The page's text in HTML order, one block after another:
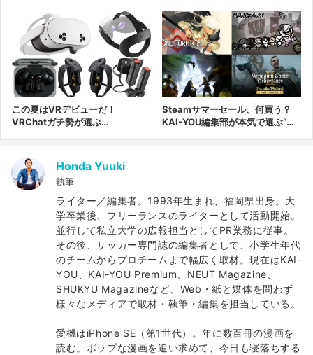
この夏はVRデビューだ！
VRChatガチ勢が選ぶ
Steamサマーセール、何買う？
KAI-YOU編集部が本気で選ぶ“時
Honda Yuuki
執筆
ライター／編集者。1993年生まれ、福岡県出身。大
学卒業後、フリーランスのライターとして活動開始。
並行して私立大学の広報担当としてPR業務に従事。
その後、サッカー専門誌の編集者として、小学生年代
のチームからプロチームまで幅広く取材。現在はKAI-
YOU、KAI-YOU Premium、NEUT Magazine、
SHUKYU Magazineなど、Web・紙と媒体を問わず
様々なメディアで取材・執筆・編集を担当している。
愛機はiPhone SE（第1世代）。年に数百冊の漫画を
読む。ポップな漫画を追い求めて、今日も寝落ちする